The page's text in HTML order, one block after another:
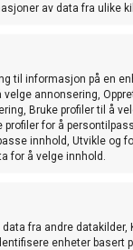
av data fra ulike
til informasjon på en
velge annonsering,
Bruke profiler til å
profiler for å
innhold, Utvikle og
for å velge innhold.
fra andre datakilder,
enheter basert
fuglane.
til ei kvar tid på lager,
vi tek opp
ny eller brukt kasse.